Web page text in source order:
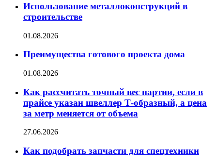
Использование металлоконструкций в
строительстве
01.08.2026
Преимущества готового проекта дома
01.08.2026
Как рассчитать точный вес партии, если в
прайсе указан швеллер Т-образный, а цена
за метр меняется от объема
27.06.2026
Как подобрать запчасти для спецтехники